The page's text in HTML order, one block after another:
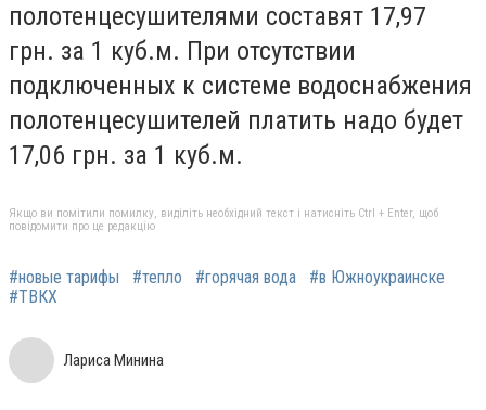
полотенцесушителями составят 17,97
грн. за 1 куб.м. При отсутствии
подключенных к системе водоснабжения
полотенцесушителей платить надо будет
17,06 грн. за 1 куб.м.
Якщо ви помітили помилку, виділіть необхідний текст і натисніть Ctrl + Enter, щоб
повідомити про це редакцію
#новые тарифы #тепло #горячая вода
#в Южноукраинске
#ТВКХ
Лариса Минина